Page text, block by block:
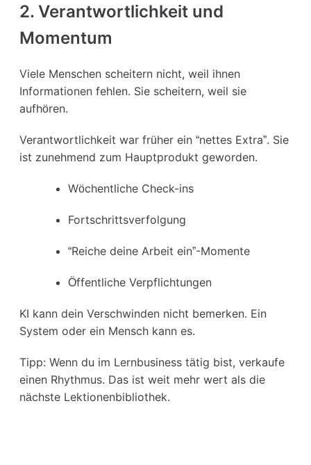
2. Verantwortlichkeit und
Momentum
Viele Menschen scheitern nicht, weil ihnen
Informationen fehlen. Sie scheitern, weil sie
aufhören.
Verantwortlichkeit war früher ein “nettes Extra”. Sie
ist zunehmend zum Hauptprodukt geworden.
Wöchentliche Check-ins
Fortschrittsverfolgung
“Reiche deine Arbeit ein”-Momente
Öffentliche Verpflichtungen
KI kann dein Verschwinden nicht bemerken. Ein
System oder ein Mensch kann es.
Tipp: Wenn du im Lernbusiness tätig bist, verkaufe
einen Rhythmus. Das ist weit mehr wert als die
nächste Lektionenbibliothek.